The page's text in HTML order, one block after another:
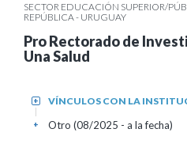
SECTOR EDUCACIÓN SUPERIOR/
REPÚBLICA - URUGUAY
Pro Rectorado de
Una Salud
VÍNCULOS CON LA
+
Otro (08/2025 - a la fecha)
+